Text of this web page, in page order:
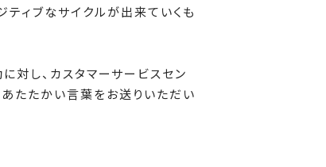
ィブなサイクルが出来ていくも
対し、カスタマーサービスセン
あたたかい言葉をお送りいただい